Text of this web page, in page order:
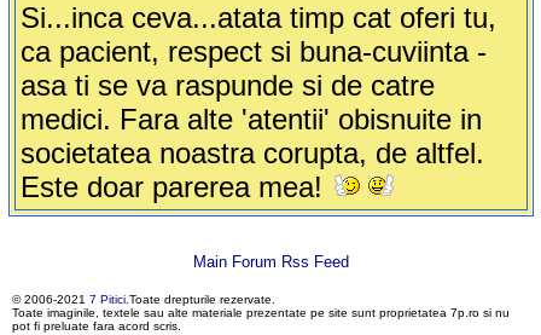
Si...inca ceva...atata timp cat oferi tu,
ca pacient, respect si buna-cuviinta -
asa ti se va raspunde si de catre
medici. Fara alte 'atentii' obisnuite in
societatea noastra corupta, de altfel.
Este doar parerea mea!
Main Forum Rss Feed
© 2006-2021 7 Pitici.Toate drepturile rezervate.
Toate imaginile, textele sau alte materiale prezentate pe site sunt proprietatea 7p.ro si nu
pot fi preluate fara acord scris.